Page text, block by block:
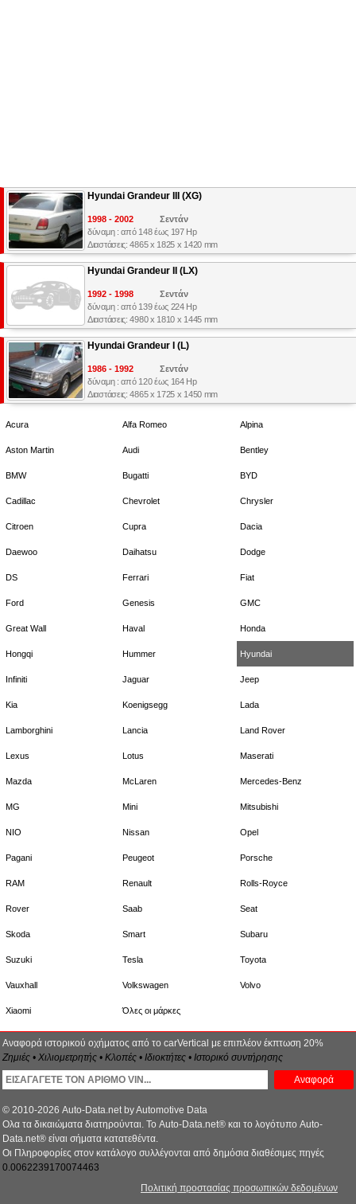
Hyundai Grandeur III (XG)
1998 - 2002
Σεντάν
δύναμη : από 148 έως 197 Hp
Διαστάσεις: 4865 x 1825 x 1420 mm
Hyundai Grandeur II (LX)
1992 - 1998
Σεντάν
δύναμη : από 139 έως 224 Hp
Διαστάσεις: 4980 x 1810 x 1445 mm
Hyundai Grandeur I (L)
1986 - 1992
Σεντάν
δύναμη : από 120 έως 164 Hp
Διαστάσεις: 4865 x 1725 x 1450 mm
Acura Alfa Romeo Alpina
Aston Martin Audi Bentley
BMW Bugatti BYD
Cadillac Chevrolet Chrysler
Citroen Cupra Dacia
Daewoo Daihatsu Dodge
DS Ferrari Fiat
Ford Genesis GMC
Great Wall Haval Honda
Hongqi Hummer Hyundai
Infiniti Jaguar Jeep
Kia Koenigsegg Lada
Lamborghini Lancia Land Rover
Lexus Lotus Maserati
Mazda McLaren Mercedes-Benz
MG Mini Mitsubishi
NIO Nissan Opel
Pagani Peugeot Porsche
RAM Renault Rolls-Royce
Rover Saab Seat
Skoda Smart Subaru
Suzuki Tesla Toyota
Vauxhall Volkswagen Volvo
Xiaomi Όλες οι μάρκες
Αναφορά ιστορικού οχήματος από το carVertical με επιπλέον έκπτωση 20%
Ζημιές • Χιλιομετρητής • Κλοπές • Ιδιοκτήτες • Ιστορικό συντήρησης
Αναφορά
© 2010-2026 Auto-Data.net by Automotive Data
Ολα τα δικαιώματα διατηρούνται. Το Auto-Data.net® και το λογότυπο Auto-
Data.net® είναι σήματα κατατεθέντα.
Οι Πληροφορίες στον κατάλογο συλλέγονται από δημόσια διαθέσιμες πηγές
0.0062239170074463
Πολιτική προστασίας προσωπικών δεδομένων